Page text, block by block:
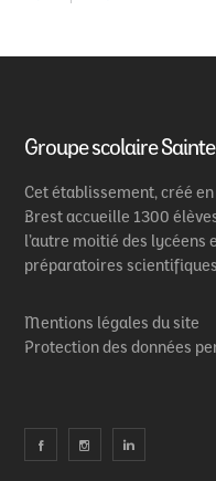
Groupe scolaire
Cet établissement, créé
Brest accueille 1300
l’autre moitié des lycéens
préparatoires
Mentions légales du site
Protection des données